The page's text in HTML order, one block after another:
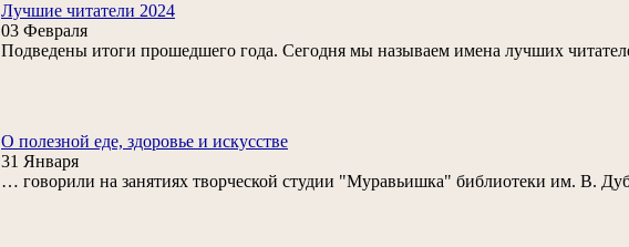
Лучшие читатели 2024
03 Февраля
Подведены итоги прошедшего года. Сегодня мы называем имена лучших
О полезной еде, здоровье и искусстве
31 Января
… говорили на занятиях творческой студии "Муравьишка" библиотеки им. В.